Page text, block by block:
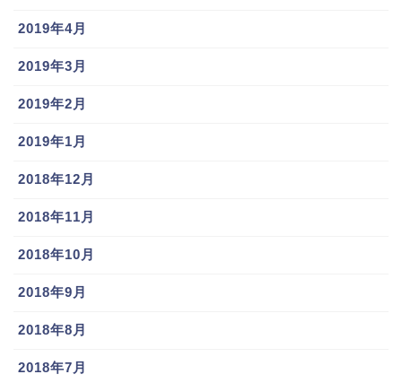
2019年4月
2019年3月
2019年2月
2019年1月
2018年12月
2018年11月
2018年10月
2018年9月
2018年8月
2018年7月